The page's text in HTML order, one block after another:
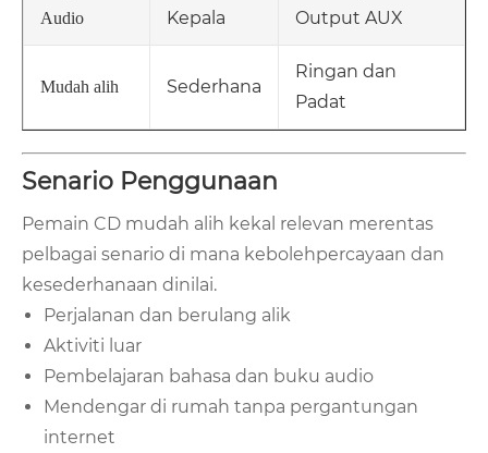
Audio
Kepala
Output AUX
Mudah alih Sederhana
Ringan dan
Padat
Senario Penggunaan
Pemain CD mudah alih kekal relevan merentas
pelbagai senario di mana kebolehpercayaan dan
kesederhanaan dinilai.
Perjalanan dan berulang alik
Aktiviti luar
Pembelajaran bahasa dan buku audio
Mendengar di rumah tanpa pergantungan
internet